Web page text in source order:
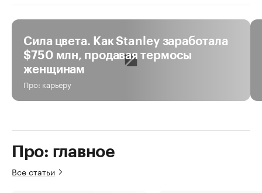
Сила цвета. Как Stanley заработала
$750 млн, продавая термосы
женщинам
Про: карьеру
Про: главное
Все статьи